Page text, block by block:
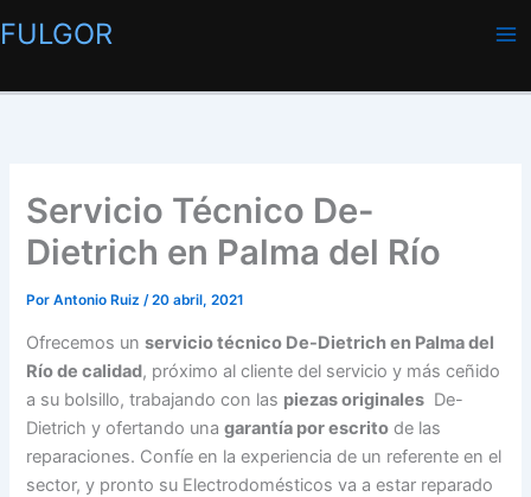
al
FULGOR
Servicio Técnico De-
Dietrich en Palma del Río
PorAntonio Ruiz/20 abril, 2021
Ofrecemos unservicio técnico De-Dietrich en Palma del
Río de calidad, próximo al cliente del servicio y más ceñido
a su bolsillo, trabajando con las piezas originales De-
Dietrich y ofertando unagarantía por escrito de las
reparaciones. Confíe en la experiencia de un referente en el
sector, y pronto su Electrodomésticos va a estar reparado